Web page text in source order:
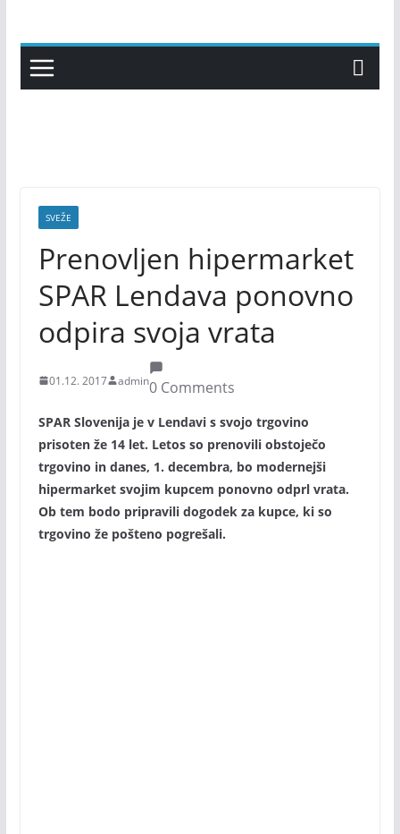
content
SVEŽE
Prenovljen hipermarket
SPAR Lendava ponovno
odpira svoja vrata
01.12. 2017 admin0 Comments
SPAR Slovenija je v Lendavi s svojo trgovino
prisoten že 14 let. Letos so prenovili obstoječo
trgovino in danes, 1. decembra, bo modernejši
hipermarket svojim kupcem ponovno odprl vrata.
Ob tem bodo pripravili dogodek za kupce, ki so
trgovino že pošteno pogrešali.